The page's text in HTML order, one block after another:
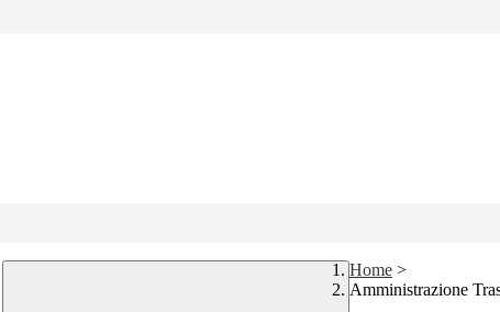
Home >
Amministrazione